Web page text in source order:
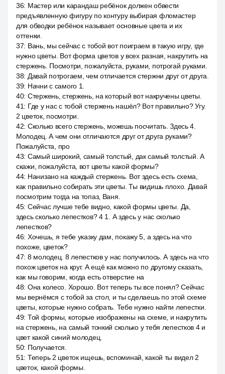
36: Мастер или карандаш ребёнок должен обвести
предъявленную фигуру по контуру выбирая фломастер
для обводки ребёнок называет основные цвета и их
оттенки.
37: Вань, мы сейчас с тобой вот поиграем в такую игру, где
нужно цветы. Вот форма цветов у всех разная, накрутить на
стержень. Посмотри, пожалуйста, руками, потрогай руками.
38: Давай потрогаем, чем отличается стержни друг от друга.
39: Начни с самого 1.
40: Стержень, стержень, на который вот накручены цветы.
41: Где у нас с тобой стержень нашёл? Вот правильно? Угу.
2 цветок, посмотри.
42: Сколько всего стержень, можешь посчитать. Здесь 4.
Молодец. А чем они отличаются друг от друга руками?
Пожалуйста, про
43: Самый широкий, самый толстый, дак самый толстый. А
скажи, пожалуйста, вот цветы какой формы?
44: Нанизано на каждый стержень. Вот здесь есть схема,
как правильно собирать эти цветы. Ты видишь плохо. Давай
посмотрим тогда на топаз, Ваня.
45: Сейчас лучше тебе видно, какой формы цветы. Да,
здесь сколько лепестков? 4 1. А здесь у нас сколько
лепестков?
46: Хочешь, я тебе указку дам, покажу 5, а здесь на что
похоже, цветок?
47: 8 молодец. 8 лепестков у нас получилось. А здесь на что
похож цветок на круг. А ещё как можно по другому сказать,
как мы говорим, когда есть отверстие на
48: Она колесо. Хорошо. Вот теперь ты все понял? Сейчас
мы вернёмся с тобой за стол, и ты сделаешь по этой схеме
цветы, которые нужно собрать. Тебе нужно найти лепестки.
49: Той формы, которые изображены на схеме, и накрутить
на стержень, на самый тонкий сколько у тебя лепестков 4 и
цвет какой синий молодец.
50: Получается.
51: Теперь 2 цветок ищешь, вспоминай, какой ты видел 2
цветок, какой формы.